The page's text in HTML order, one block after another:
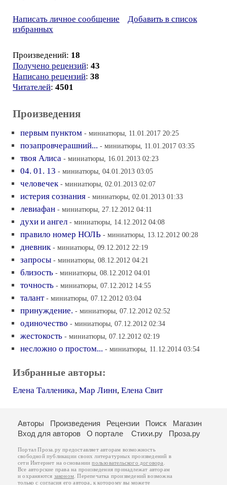
Написать личное сообщение
Добавить в список
избранных
Произведений: 18
Получено рецензий: 43
Написано рецензий: 38
Читателей: 4501
Произведения
первым пунктом - миниатюры, 11.01.2017 20:25
позапровчерашний... - миниатюры, 11.01.2017 03:35
твоя Алиса - миниатюры, 16.01.2013 02:23
04. 01. 13 - миниатюры, 04.01.2013 03:05
человечек - миниатюры, 02.01.2013 02:07
истерия сознания - миниатюры, 02.01.2013 01:33
левиафан - миниатюры, 27.12.2012 04:11
духи и ангел - миниатюры, 14.12.2012 04:08
правило номер НОЛЬ - миниатюры, 13.12.2012 00:28
дневник - миниатюры, 09.12.2012 22:19
запросы - миниатюры, 08.12.2012 04:21
близость - миниатюры, 08.12.2012 04:01
точность - миниатюры, 07.12.2012 14:55
талант - миниатюры, 07.12.2012 03:04
принуждение. - миниатюры, 07.12.2012 02:52
одиночество - миниатюры, 07.12.2012 02:34
жестокость - миниатюры, 07.12.2012 02:19
несложно о простом... - миниатюры, 11.12.2014 03:54
Избранные авторы:
Елена Талленика, Мар Линн, Елена Свит
Авторы Произведения Рецензии Поиск
Магазин
Вход для авторов
О портале Стихи.ру Проза.ру
Портал Проза.ру предоставляет авторам возможность
свободной публикации своих литературных произведений в
сети Интернет на основаниипользовательского договора
Все авторские права на произведения принадлежат авторам
и охраняются законом . Перепечатка произведений возможна
только с согласия его автора, к которому вы можете